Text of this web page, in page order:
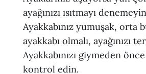
ayağınızı ısıtmayı
Ayakkabınız yumuşak,
ayakkabı olmalı, ayağınızı
Ayakkabınızı giymeden
kontrol edin.